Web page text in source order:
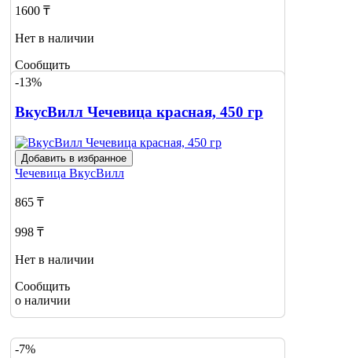
1600 ₸
Нет в наличии
Сообщить
о наличии
-13%
ВкусВилл Чечевица красная, 450 гр
Добавить в избранное
Чечевица ВкусВилл
865 ₸
998 ₸
Нет в наличии
Сообщить
о наличии
-7%